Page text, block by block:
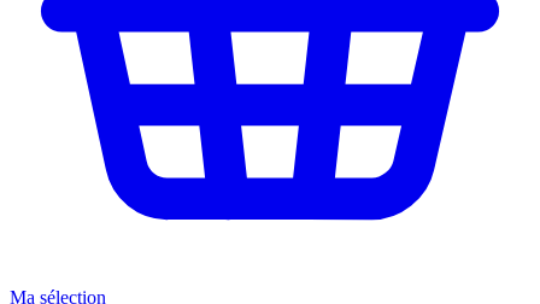
Ma sélection